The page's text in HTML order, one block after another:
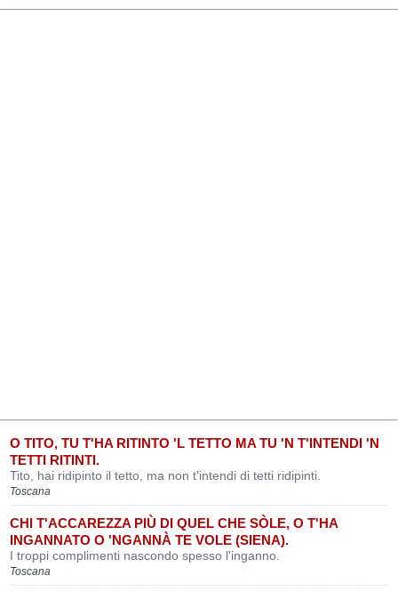
O TITO, TU T'HA RITINTO 'L TETTO MA TU 'N T'INTENDI 'N
TETTI RITINTI.
Tito, hai ridipinto il tetto, ma non t'intendi di tetti ridipinti.
Toscana
CHI T'ACCAREZZA PIÙ DI QUEL CHE SÒLE, O T'HA
INGANNATO O 'NGANNÀ TE VOLE (SIENA).
I troppi complimenti nascondo spesso l'inganno.
Toscana